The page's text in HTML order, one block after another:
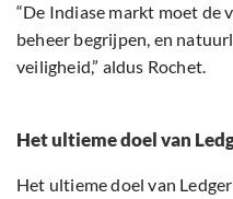
“De Indiase markt moet de
beheer begrijpen, en
veiligheid,” aldus Rochet.
Het ultieme doel van
Het ultieme doel van